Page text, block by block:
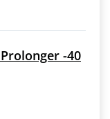
-40